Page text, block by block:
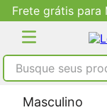
Frete grátis para
Busque seus
Masculino
TERMOS MAIS